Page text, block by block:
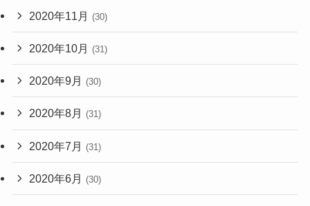
2020年11月 (30)
2020年10月 (31)
2020年9月 (30)
2020年8月 (31)
2020年7月 (31)
2020年6月 (30)